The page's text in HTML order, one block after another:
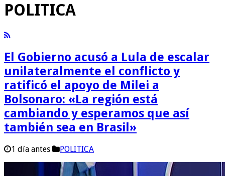
POLITICA
El Gobierno acusó a Lula de escalar
unilateralmente el conflicto y
ratificó el apoyo de Milei a
Bolsonaro: «La región está
cambiando y esperamos que así
también sea en Brasil»
1 día antes POLITICA